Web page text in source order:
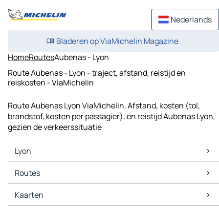
Nederlands
Bladeren op ViaMichelin Magazine
HomeRoutesAubenas - Lyon
Route Aubenas - Lyon - traject, afstand, reistijd en
reiskosten - ViaMichelin
Route Aubenas Lyon ViaMichelin. Afstand, kosten (tol,
brandstof, kosten per passagier), en reistijd Aubenas Lyon,
gezien de verkeerssituatie
Lyon
Lyon Kaarten
Lyon Verkeer
Lyon Hotels
Lyon Restaurants
Routes
Routes Lyon - Turijn
Routes Lyon - Bern
Kaarten